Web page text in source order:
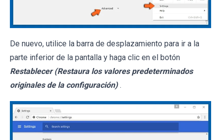
De nuevo, utilice la barra de desplazamiento para ir a la
parte inferior de la pantalla y haga clic en el botón
Restablecer (Restaura los valores predeterminados
originales de la configuración) .